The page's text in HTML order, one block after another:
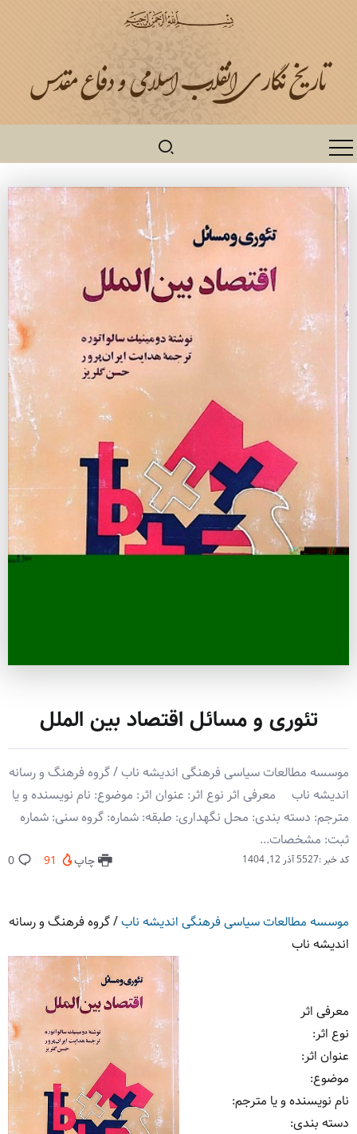
تئوری و مسائل اقتصاد بین الملل
موسسه مطالعات سیاسی فرهنگی اندیشه ناب / گروه فرهنگ و رسانه
اندیشه ناب معرفی اثر نوع اثر: عنوان اثر: موضوع: نام نویسنده و یا
مترجم: دسته بندی: محل نگهداری: طبقه: شماره: گروه سنی: شماره
ثبت: مشخصات...
کد خبر :5527 آذر 12, 1404 چاپ 91
0
موسسه مطالعات سیاسی فرهنگی اندیشه ناب/گروه فرهنگ و رسانه
اندیشه ناب
معرفی اثر
نوع اثر:
عنوان اثر:
موضوع:
نام نویسنده و یا مترجم:
دسته بندی: